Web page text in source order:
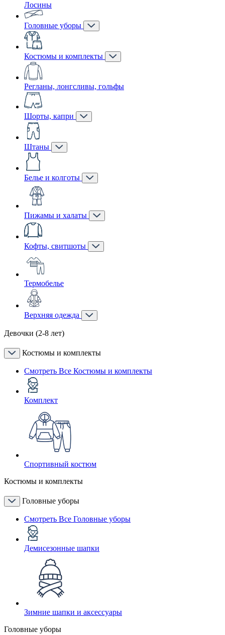
Лосины
Головные уборы
Костюмы и комплекты
Регланы, лонгсливы, гольфы
Шорты, капри
Штаны
Белье и колготы
Пижамы и халаты
Кофты, свитшоты
Термобелье
Верхняя одежда
Девочки (2-8 лет)
Костюмы и комплекты
Смотреть Все Костюмы и комплекты
Комплект
Спортивный костюм
Костюмы и комплекты
Головные уборы
Смотреть Все Головные уборы
Демисезонные шапки
Зимние шапки и аксессуары
Головные уборы